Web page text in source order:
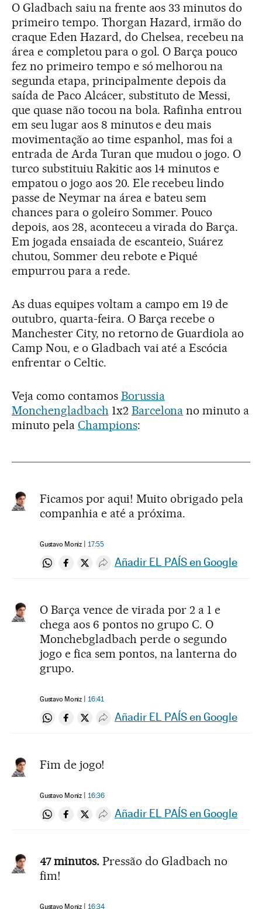
O Gladbach saiu na frente aos 33 minutos do
primeiro tempo. Thorgan Hazard, irmão do
craque Eden Hazard, do Chelsea, recebeu na
área e completou para o gol. O Barça pouco
fez no primeiro tempo e só melhorou na
segunda etapa, principalmente depois da
saída de Paco Alcácer, substituto de Messi,
que quase não tocou na bola. Rafinha entrou
em seu lugar aos 8 minutos e deu mais
movimentação ao time espanhol, mas foi a
entrada de Arda Turan que mudou o jogo. O
turco substituiu Rakitic aos 14 minutos e
empatou o jogo aos 20. Ele recebeu lindo
passe de Neymar na área e bateu sem
chances para o goleiro Sommer. Pouco
depois, aos 28, aconteceu a virada do Barça.
Em jogada ensaiada de escanteio, Suárez
chutou, Sommer deu rebote e Piqué
empurrou para a rede.
As duas equipes voltam a campo em 19 de
outubro, quarta-feira. O Barça recebe o
Manchester City, no retorno de Guardiola ao
Camp Nou, e o Gladbach vai até a Escócia
enfrentar o Celtic.
Veja como contamos Borussia
Monchengladbach 1x2 Barcelona no minuto a
minuto pela Champions:
Ficamos por aqui! Muito obrigado pela
companhia e até a próxima.
Gustavo Moniz 17:55
Compartir en Whatsapp
Compartir en Facebook
Compartir en Twitter
Desplegar Redes Sociales
Añadir EL PAÍS en Google
O Barça vence de virada por 2 a 1 e
chega aos 6 pontos no grupo C. O
Monchebgladbach perde o segundo
jogo e fica sem pontos, na lanterna do
grupo.
Gustavo Moniz 16:41
Compartir en Whatsapp
Compartir en Facebook
Compartir en Twitter
Desplegar Redes Sociales
Añadir EL PAÍS en Google
Fim de jogo!
Gustavo Moniz 16:36
Compartir en Whatsapp
Compartir en Facebook
Compartir en Twitter
Desplegar Redes Sociales
Añadir EL PAÍS en Google
47 minutos. Pressão do Gladbach no
fim!
Gustavo Moniz 16:34